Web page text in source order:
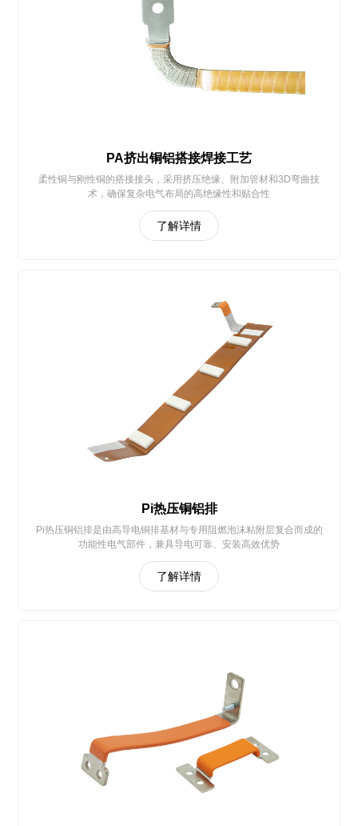
PA挤出铜铝搭接焊接工艺
柔性铜与刚性铜的搭接接头，采用挤压绝缘、附加管材和3D弯曲技
术，确保复杂电气布局的高绝缘性和贴合性
了解详情
Pi热压铜铝排
Pi热压铜铝排是由高导电铜排基材与专用阻燃泡沫粘附层复合而成的
功能性电气部件，兼具导电可靠、安装高效优势
了解详情